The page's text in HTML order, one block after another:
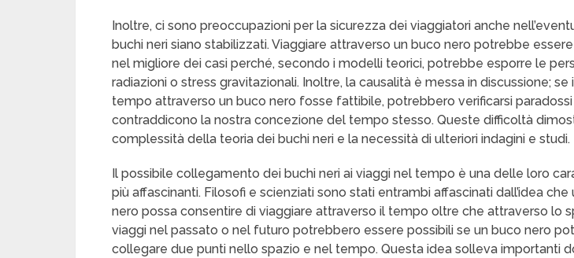
Inoltre, ci sono preoccupazioni per la sicurezza dei viaggiatori anche
buchi neri siano stabilizzati. Viaggiare attraverso un buco nero potrebbe
nel migliore dei casi perché, secondo i modelli teorici, potrebbe esporre le
radiazioni o stress gravitazionali. Inoltre, la causalità è messa in discussione; se
tempo attraverso un buco nero fosse fattibile, potrebbero verificarsi
contraddicono la nostra concezione del tempo stesso. Queste difficoltà
complessità della teoria dei buchi neri e la necessità di ulteriori indagini e studi.
Il possibile collegamento dei buchi neri ai viaggi nel tempo è una delle loro
più affascinanti. Filosofi e scienziati sono stati entrambi affascinati dall’idea che
nero possa consentire di viaggiare attraverso il tempo oltre che attraverso lo
viaggi nel passato o nel futuro potrebbero essere possibili se un buco nero
collegare due punti nello spazio e nel tempo. Questa idea solleva importanti